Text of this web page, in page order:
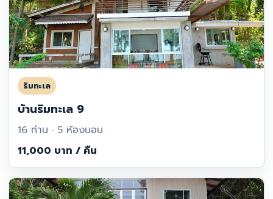
ริมทะเล
บ้านริมทะเล 9
16 ท่าน · 5 ห้องนอน
11,000 บาท / คืน